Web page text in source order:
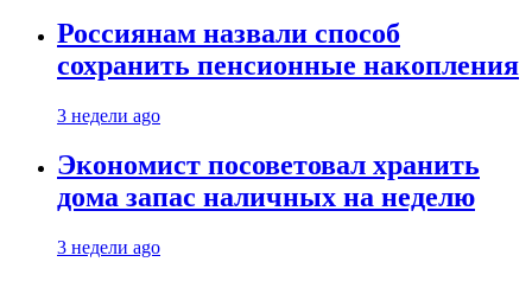
Россиянам назвали способ
сохранить пенсионные накопления
3 недели ago
Экономист посоветовал хранить
дома запас наличных на неделю
3 недели ago